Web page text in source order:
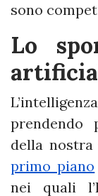
sono
Lo
della
primo piano
nei quali